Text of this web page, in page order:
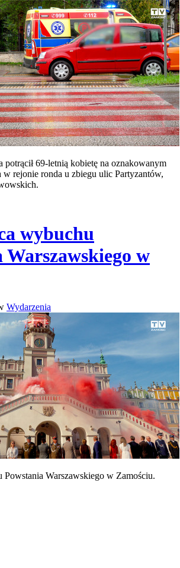
potrącił 69-letnią kobietę na oznakowanym
w rejonie ronda u zbiegu ulic Partyzantów,
wybuchu
Warszawskiego w
Wydarzenia
Warszawskiego w Zamościu.